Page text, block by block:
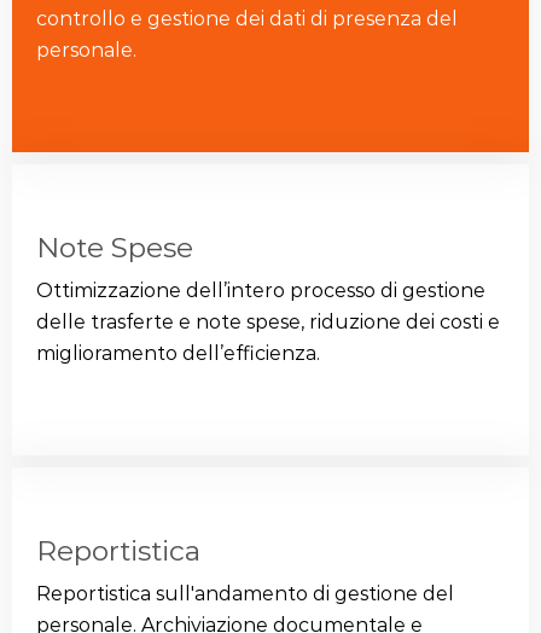
controllo e gestione dei dati di presenza del
personale.
Note Spese
Ottimizzazione dell’intero processo di gestione
delle trasferte e note spese, riduzione dei costi e
miglioramento dell’efficienza.
Reportistica
Reportistica sull'andamento di gestione del
personale. Archiviazione documentale e